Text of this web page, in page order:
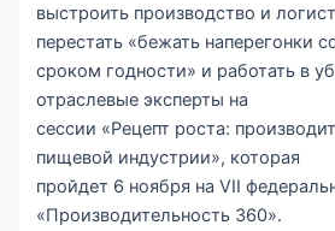
выстроить производство и
перестать «бежать наперегонки
сроком годности» и работать в
отраслевые эксперты на
сессии «Рецепт роста:
пищевой индустрии», которая
пройдет 6 ноября на VII
«Производительность 360».